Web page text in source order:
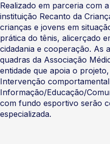
Realizado em parceria com
instituição Recanto da
crianças e jovens em
prática do tênis, alicerçado
cidadania e cooperação. As
quadras da Associação
entidade que apoia o
Intervenção
Informação/Educação/
com fundo esportivo serão
especializada.